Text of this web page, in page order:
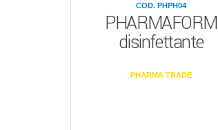
COD. PHPH04
PHARMAFORM
disinfettante
PHARMA TRADE